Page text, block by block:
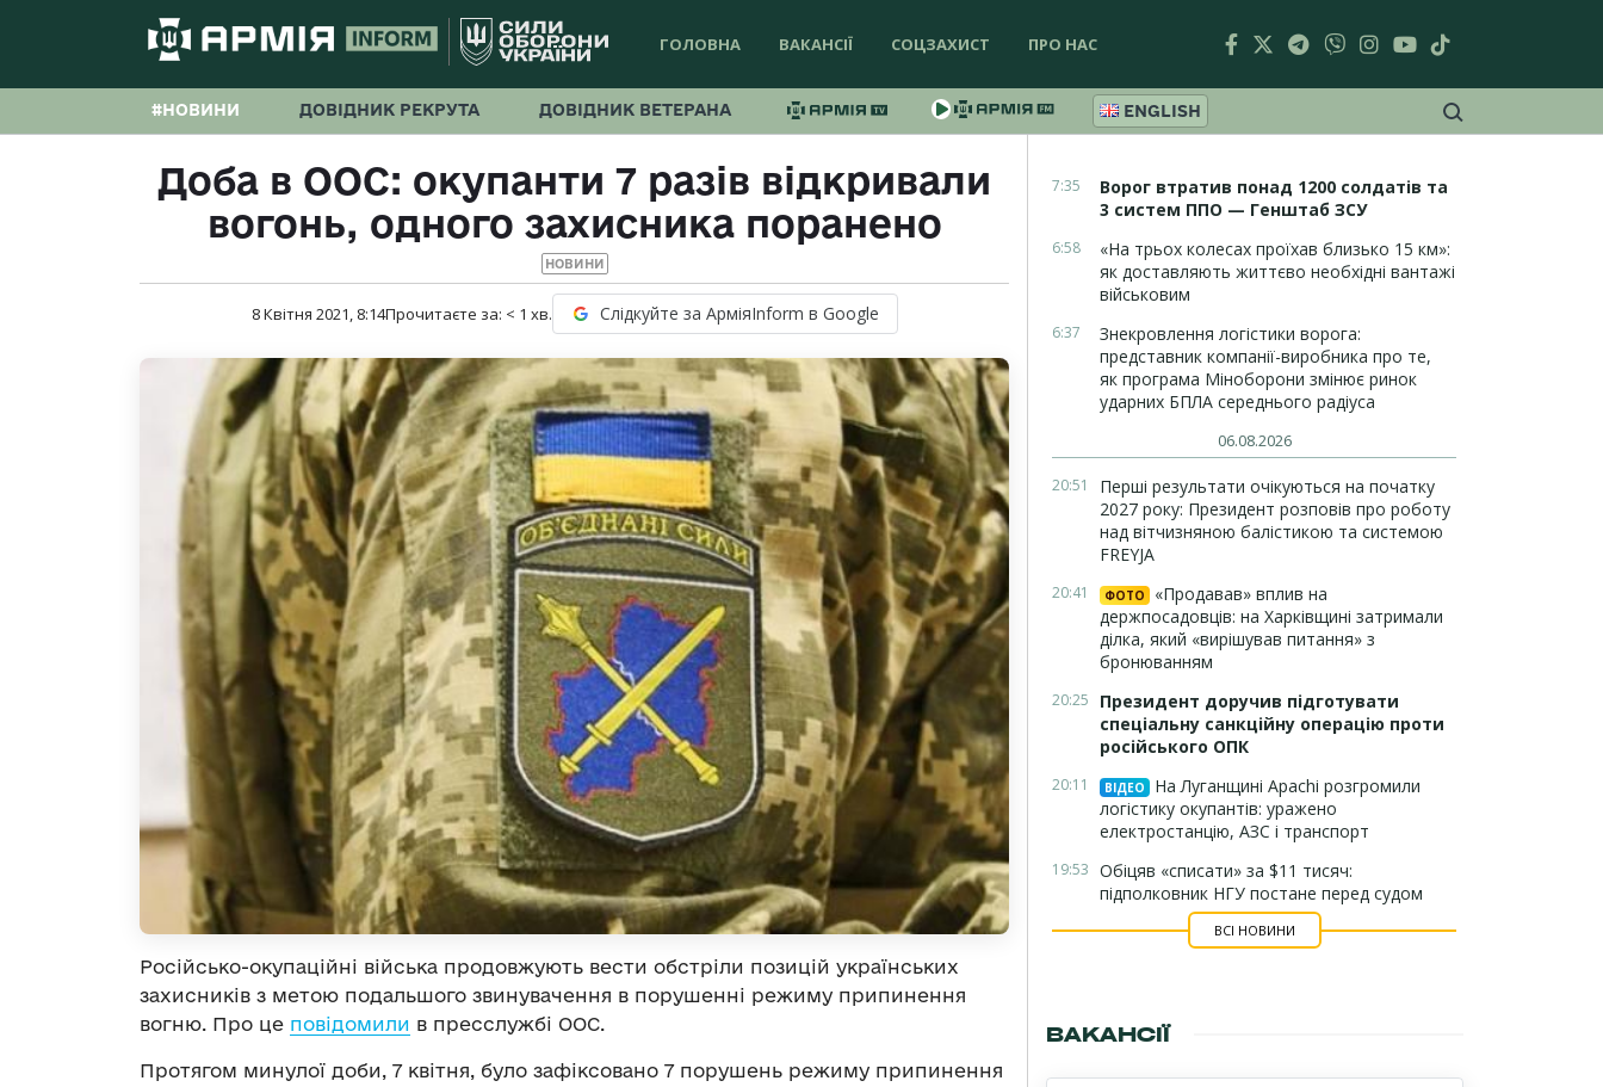
ГОЛОВНА ВАКАНСІЇ СОЦЗАХИСТ ПРО НАС
#НОВИНИ ДОВІДНИК РЕКРУТА ДОВІДНИК ВЕТЕРАНА ENGLISH
Доба в ООС: окупанти 7 разів відкривали
вогонь, одного захисника поранено
НОВИНИ
8 Квітня 2021, 8:14Прочитаєте за: < 1 хв. Слідкуйте за АрміяInform в Google
Російсько-окупаційні війська продовжують вести обстріли позицій українських
захисників з метою подальшого звинувачення в порушенні режиму припинення
вогню. Про це повідомили в пресслужбі ООС.
Протягом минулої доби, 7 квітня, було зафіксовано 7 порушень режиму припинення
7:35
Ворог втратив понад 1200 солдатів та
3 систем ППО — Генштаб ЗСУ
6:58
«На трьох колесах проїхав близько 15 км»:
як доставляють життєво необхідні вантажі
військовим
6:37
Знекровлення логістики ворога:
представник компанії-виробника про те,
як програма Міноборони змінює ринок
ударних БПЛА середнього радіуса
06.08.2026
20:51
Перші результати очікуються на початку
2027 року: Президент розповів про роботу
над вітчизняною балістикою та системою
FREYJA
20:41 ФОТО
«Продавав» вплив на
держпосадовців: на Харківщині затримали
ділка, який «вирішував питання» з
бронюванням
20:25
Президент доручив підготувати
спеціальну санкційну операцію проти
російського ОПК
20:11 ВІДЕО
На Луганщині Apachi розгромили
логістику окупантів: уражено
електростанцію, АЗС і транспорт
19:53 Обіцяв «списати» за $11 тисяч:
підполковник НГУ постане перед судом
ВСІ НОВИНИ
ВАКАНСІЇ